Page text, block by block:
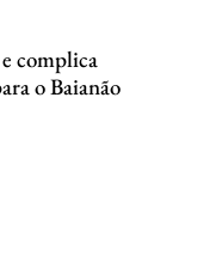
complica
o Baianão